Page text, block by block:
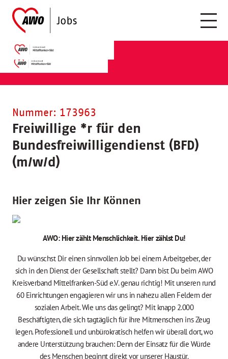
Nummer: 173963
Freiwillige *r für den
Bundesfreiwilligendienst (BFD)
(m/w/d)
Hier zeigen Sie Ihr Können
AWO: Hier zählt Menschlichkeit. Hier zählst Du!
Du wünschst Dir einen sinnvollen Job bei einem Arbeitgeber, der
sich in den Dienst der Gesellschaft stellt? Dann bist Du beim AWO
Kreisverband Mittelfranken-Süd e.V. genau richtig! Mit unseren rund
60 Einrichtungen engagieren wir uns in nahezu allen Feldern der
sozialen Arbeit. Wie uns das gelingt? Mit knapp 2.000
Beschäftigten, die sich tagtäglich für ihre Mitmenschen ins Zeug
legen. Professionell und unbürokratisch helfen wir überall dort, wo
andere Unterstützung brauchen: Denn der Einsatz für die Würde
des Menschen beginnt direkt vor unserer Haustür.